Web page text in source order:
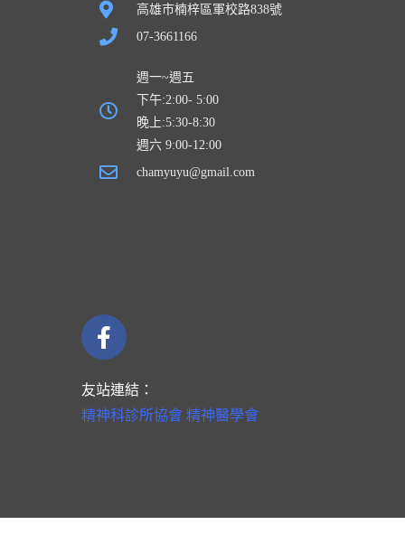
高雄市楠梓區軍校路838號
07-3661166
週一~週五
下午:2:00- 5:00
晚上:5:30-8:30
週六 9:00-12:00
chamyuyu@gmail.com
友站連結：
精神科診所協會 精神醫學會